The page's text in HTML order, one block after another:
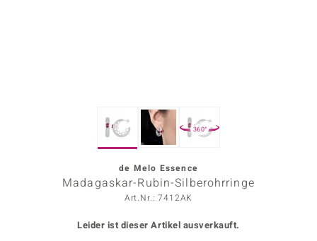
360°
de Melo Essence
Madagaskar-Rubin-Silberohrringe
Art.Nr.: 7412AK
Leider ist dieser Artikel ausverkauft.